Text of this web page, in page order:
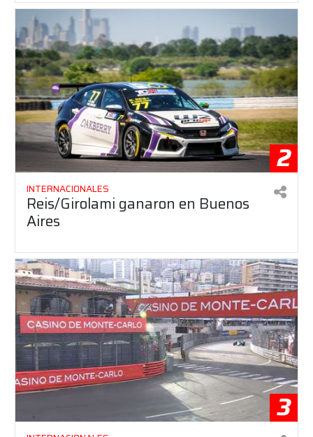
2
INTERNACIONALES
Reis/Girolami ganaron en Buenos
Aires
3